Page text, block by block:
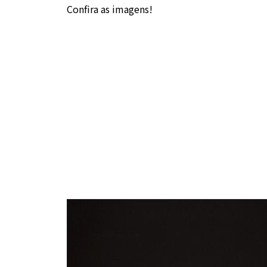
Confira as imagens!